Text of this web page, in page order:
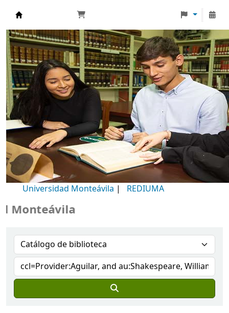
Biblioteca Universidad Monteávila
Universidad Monteávila | REDIUMA